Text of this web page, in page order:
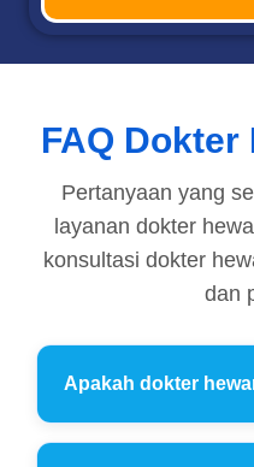
FAQ Dokter
Pertanyaan yang
layanan dokter
konsultasi dokter
dan
Apakah dokter